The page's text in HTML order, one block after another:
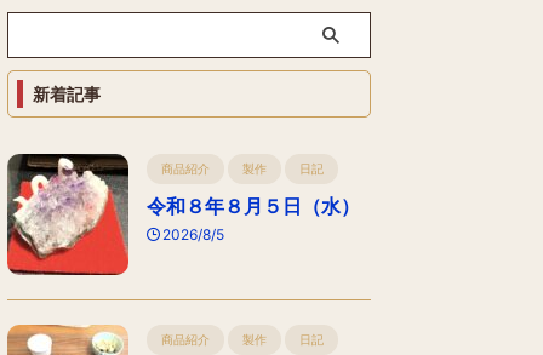
新着記事
商品紹介 製作 日記
令和８年８月５日（水）
2026/8/5
商品紹介 製作 日記